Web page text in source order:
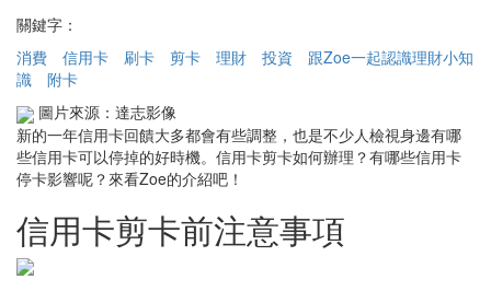
關鍵字：
消費
信用卡 刷卡 剪卡 理財 投資
跟Zoe一起認識理財小知
識
附卡
圖片來源：達志影像
新的一年信用卡回饋大多都會有些調整，也是不少人檢視身邊有哪
些信用卡可以停掉的好時機。信用卡剪卡如何辦理？有哪些信用卡
停卡影響呢？來看Zoe的介紹吧！
信用卡剪卡前注意事項